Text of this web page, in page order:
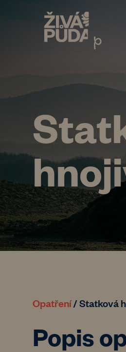
Opatření/Statková
Popis